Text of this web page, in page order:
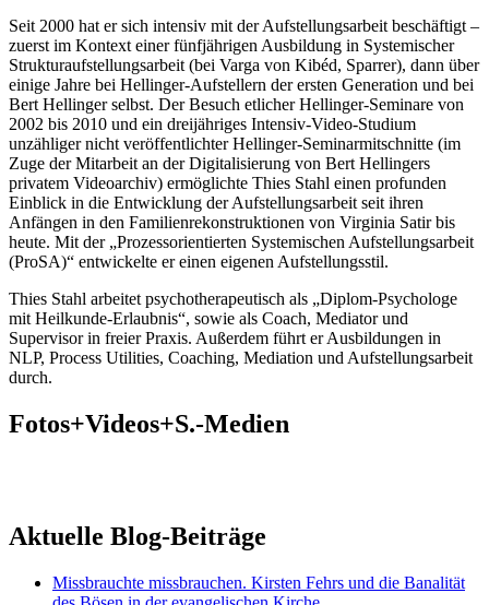
Seit 2000 hat er sich intensiv mit der Aufstellungsarbeit beschäftigt –
zuerst im Kontext einer fünfjährigen Ausbildung in Systemischer
Strukturaufstellungsarbeit (bei Varga von Kibéd, Sparrer), dann über
einige Jahre bei Hellinger-Aufstellern der ersten Generation und bei
Bert Hellinger selbst. Der Besuch etlicher Hellinger-Seminare von
2002 bis 2010 und ein dreijähriges Intensiv-Video-Studium
unzähliger nicht veröffentlichter Hellinger-Seminarmitschnitte (im
Zuge der Mitarbeit an der Digitalisierung von Bert Hellingers
privatem Videoarchiv) ermöglichte Thies Stahl einen profunden
Einblick in die Entwicklung der Aufstellungsarbeit seit ihren
Anfängen in den Familienrekonstruktionen von Virginia Satir bis
heute. Mit der „Prozessorientierten Systemischen Aufstellungsarbeit
(ProSA)“ entwickelte er einen eigenen Aufstellungsstil.
Thies Stahl arbeitet psychotherapeutisch als „Diplom-Psychologe
mit Heilkunde-Erlaubnis“, sowie als Coach, Mediator und
Supervisor in freier Praxis. Außerdem führt er Ausbildungen in
NLP, Process Utilities, Coaching, Mediation und Aufstellungsarbeit
durch.
Fotos+Videos+S.-Medien
Aktuelle Blog-Beiträge
Missbrauchte missbrauchen. Kirsten Fehrs und die Banalität